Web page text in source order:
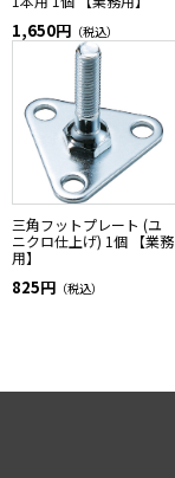
1,650円 （税込）
三角フットプレート (ユ
ニクロ仕上げ) 1個 【業務
用】
825円 （税込）